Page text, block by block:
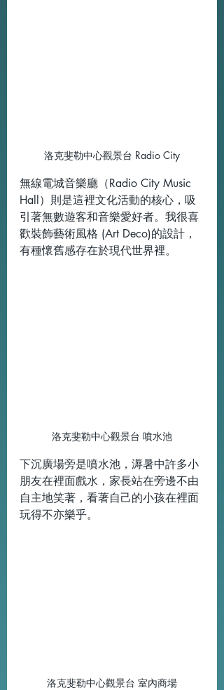
洛克斐勒中心觀景台 Radio City
無線電城音樂廳（Radio City Music
Hall）則是這裡文化活動的核心，吸
引著無數遊客和音樂愛好者。我很喜
歡裝飾藝術風格 (Art Deco)的設計，
有種懷舊感存在於現代世界裡。
洛克斐勒中心觀景台 噴水池
下沉廣場旁是噴水池，溽暑中許多小
朋友在裡面戲水，家長站在旁邊不由
自主地笑著，看著自己的小孩在裡面
玩得不亦樂乎。
洛克斐勒中心觀景台 室內商場